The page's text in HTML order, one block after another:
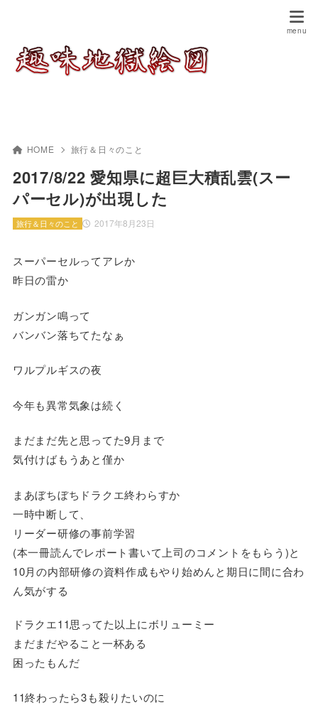
HOME 旅行＆日々のこと
2017/8/22 愛知県に超巨大積乱雲(スー
パーセル)が出現した
2017年8月23日
旅行＆日々のこと
スーパーセルってアレか
昨日の雷か
ガンガン鳴って
バンバン落ちてたなぁ
ワルプルギスの夜
今年も異常気象は続く
まだまだ先と思ってた9月まで
気付けばもうあと僅か
まあぼちぼちドラクエ終わらすか
一時中断して、
リーダー研修の事前学習
(本一冊読んでレポート書いて上司のコメントをもらう)と
10月の内部研修の資料作成もやり始めんと期日に間に合わ
ん気がする
ドラクエ11思ってた以上にボリューミー
まだまだやること一杯ある
困ったもんだ
11終わったら3も殺りたいのに